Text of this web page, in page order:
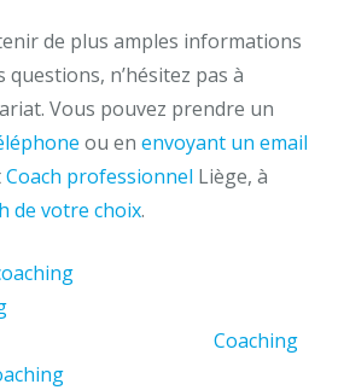
de plus amples informations
questions, n’hésitez pas à
Vous pouvez prendre un
ou en envoyant un email
Coach professionnel Liège, à
de votre choix.
Coaching